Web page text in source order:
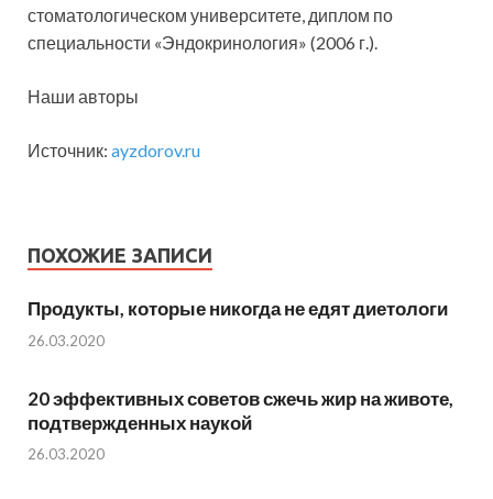
стоматологическом университете, диплом по
специальности «Эндокринология» (2006 г.).
Наши авторы
Источник: ayzdorov.ru
ПОХОЖИЕ ЗАПИСИ
Продукты, которые никогда не едят диетологи
26.03.2020
20 эффективных советов сжечь жир на животе,
подтвержденных наукой
26.03.2020